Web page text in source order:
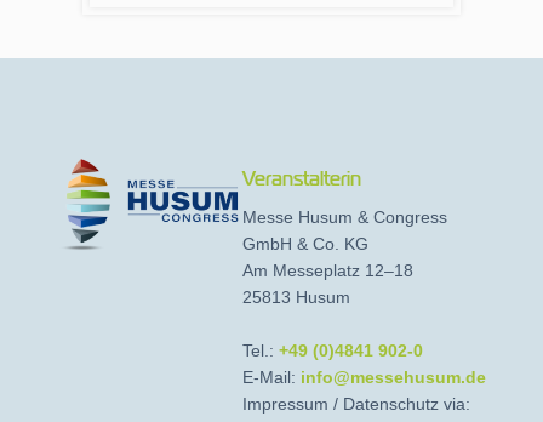
Veranstalterin
Messe Husum & Congress
GmbH & Co. KG
Am Messeplatz 12–18
25813 Husum
Tel.: +49 (0)4841 902-0
E-Mail: info@messehusum.de
Impressum / Datenschutz via: